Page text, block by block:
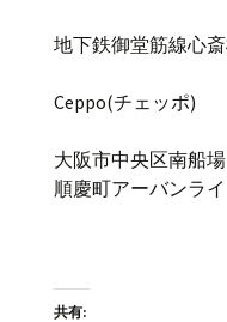
地下鉄御堂筋線心
Ceppo(チェッポ)
大阪市中央区南船
順慶町アーバンラ
共有: